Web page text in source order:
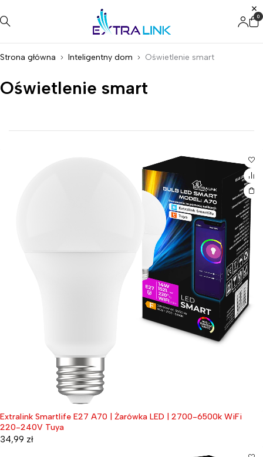
0
Strona główna Inteligentny dom Oświetlenie smart
Oświetlenie smart
Extralink Smartlife E27 A70 | Żarówka LED | 2700-6500k WiFi
220-240V Tuya
34,99 zł